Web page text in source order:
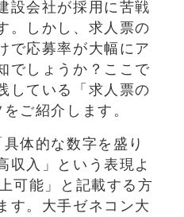
設会社が採用に苦戦
。しかし、求人票の
で応募率が大幅にア
でしょうか？ここで
している「求人票の
ご紹介します。
体的な数字を盛り
収入」という表現よ
可能」と記載する方
す。大手ゼネコン大